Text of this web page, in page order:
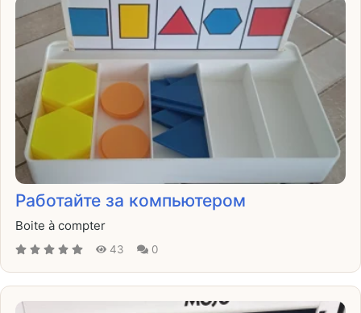
Работайте за компьютером
Boite à compter
43 0